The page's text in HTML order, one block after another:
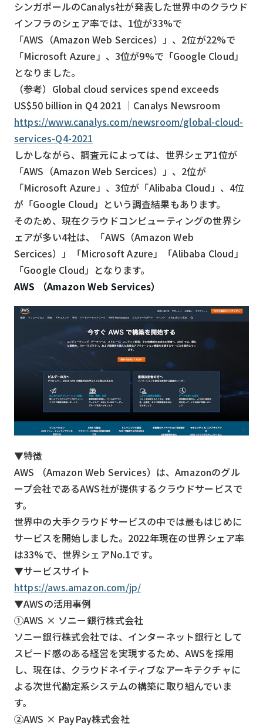
シンガポールのCanalys社が発表した世界中のクラウド
インフラのシェア率では、1位が33%で
「AWS（Amazon Web Sercices）」、2位が22%で
「Microsoft Azure」、3位が9%で「Google Cloud」
となりました。
（参考）Global cloud services spend exceeds
US$50 billion in Q4 2021 ｜Canalys Newsroom
https://www.canalys.com/newsroom/global-cloud-
services-Q4-2021
しかしながら、調査元によっては、世界シェア1位が
「AWS（Amazon Web Sercices）」、2位が
「Microsoft Azure」、3位が「Alibaba Cloud」、4位
が「Google Cloud」という調査結果もあります。
そのため、現在クラウドコンピューティングの世界シ
ェアが多い4社は、「AWS（Amazon Web
Sercices）」「Microsoft Azure」「Alibaba Cloud」
「Google Cloud」となります。
AWS （Amazon Web Services）
▼特徴
AWS （Amazon Web Services）は、Amazonのグル
ープ会社であるAWS社が提供するクラウドサービスで
す。
世界中の大手クラウドサービスの中では最もはじめに
サービスを開始しました。2022年現在の世界シェア率
は33%で、世界シェアNo.1です。
▼サービスサイト
https://aws.amazon.com/jp/
▼AWSの活用事例
①AWS × ソニー銀行株式会社
ソニー銀行株式会社では、インターネット銀行として
スピード感のある経営を実現するため、AWSを採用
し、現在は、クラウドネイティブなアーキテクチャに
よる次世代勘定系システムの構築に取り組んでいま
す。
②AWS × PayPay株式会社